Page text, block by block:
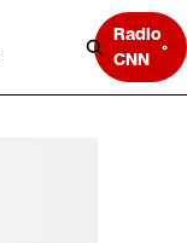
Radio
CNN